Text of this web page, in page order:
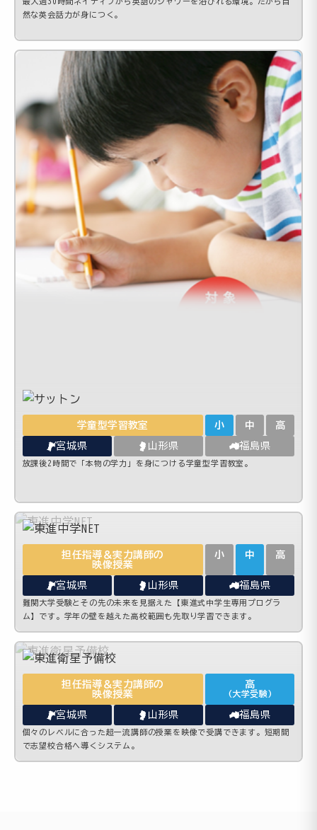
然な英会話力が身につく。
学童型学習教室 小 中 高
宮城県 山形県 福島県
放課後2時間で「本物の学力」を身につける学童型学習教室。
担任指導＆実力講師の
映像授業
小 中 高
宮城県 山形県 福島県
難関大学受験とその先の未来を見据えた【東進式中学生専用プログラ
ム】です。学年の壁を越えた高校範囲も先取り学習できます。
担任指導＆実力講師の
映像授業
高
(大学受験)
宮城県 山形県 福島県
個々のレベルに合った超一流講師の授業を映像で受講できます。短期間
で志望校合格へ導くシステム。